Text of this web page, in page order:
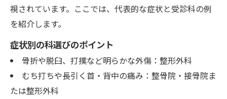
視されています。ここでは、代表的な症状と受診科の例
を紹介します。
症状別の科選びのポイント
骨折や脱臼、打撲など明らかな外傷：整形外科
むち打ちや長引く首・背中の痛み：整骨院・接骨院ま
たは整形外科